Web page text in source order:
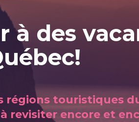
à des
régions touristiques
revisiter encore et